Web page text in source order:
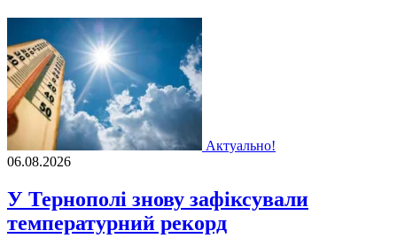
Актуально!
06.08.2026
У Тернополі знову зафіксували
температурний рекорд